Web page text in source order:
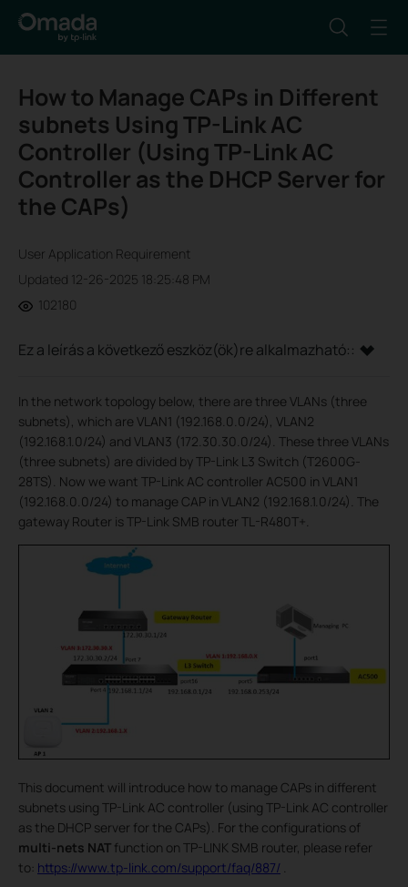
How to Manage CAPs in Different
subnets Using TP-Link AC
Controller (Using TP-Link AC
Controller as the DHCP Server for
the CAPs)
User Application Requirement
Updated 12-26-2025 18:25:48 PM
102180
Ez a leírás a következő eszköz(ök)re alkalmazható::
In the network topology below, there are three VLANs (three
subnets), which are VLAN1 (192.168.0.0/24), VLAN2
(192.168.1.0/24) and VLAN3 (172.30.30.0/24). These three VLANs
(three subnets) are divided by TP-Link L3 Switch (T2600G-
28TS). Now we want TP-Link AC controller AC500 in VLAN1
(192.168.0.0/24) to manage CAP in VLAN2 (192.168.1.0/24). The
gateway Router is TP-Link SMB router TL-R480T+.
This document will introduce how to manage CAPs in different
subnets using TP-Link AC controller (using TP-Link AC controller
as the DHCP server for the CAPs). For the configurations of
multi-nets NAT function on TP-LINK SMB router, please refer
to: https://www.tp-link.com/support/faq/887/ .